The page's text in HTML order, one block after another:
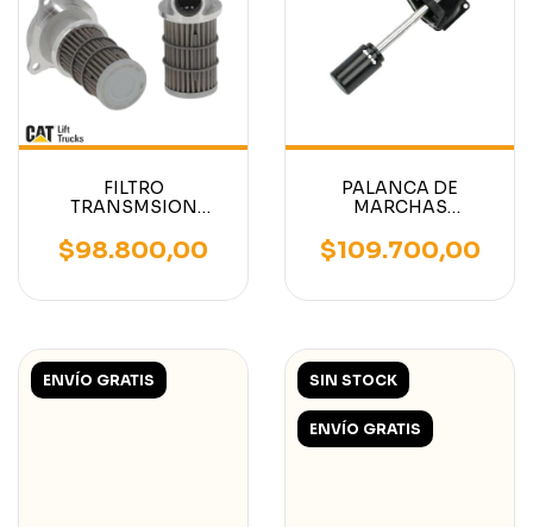
FILTRO
TRANSMSION
CATERPILLAR/MITSUBISHI
$98.800,00
PALANCA DE
MARCHAS
CATERPILLAR/
$109.700,00
ENVÍO GRATIS SIN STOCK
ENVÍO GRATIS